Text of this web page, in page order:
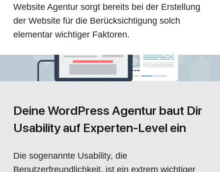
Website Agentur sorgt bereits bei der Erstellung
der Website für die Berücksichtigung solch
elementar wichtiger Faktoren.
Deine WordPress Agentur baut Dir
Usability auf Experten-Level ein
Die sogenannte Usability, die
Benutzerfreundlichkeit, ist ein extrem wichtiger